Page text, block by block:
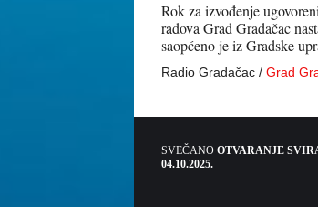
Rok za izvođenje
radova Grad Gradačac
saopćeno je iz Gradske
Radio Gradačac / Grad
SVEČANO OTVARANJE
04.10.2025.